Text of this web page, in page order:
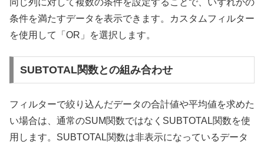
条件を満たすデータを表示できます。カスタムフィルター
を使用して「OR」を選択します。
SUBTOTAL関数との組み合わせ
フィルターで絞り込んだデータの合計値や平均値を求めた
い場合は、通常のSUM関数ではなくSUBTOTAL関数を使
用します。SUBTOTAL関数は非表示になっているデータ